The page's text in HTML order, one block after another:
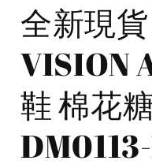
全新現
VISION
鞋 棉花